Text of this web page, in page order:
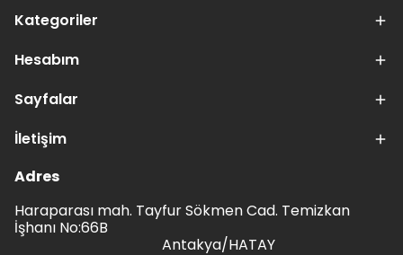
Kategoriler
Hesabım
Sayfalar
İletişim
Adres
Haraparası mah. Tayfur Sökmen Cad. Temizkan
İşhanı No:66B
Antakya/HATAY